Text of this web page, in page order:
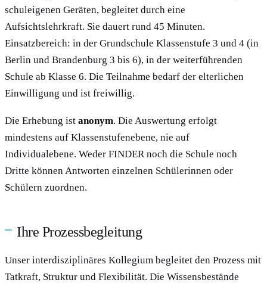
schuleigenen Geräten, begleitet durch eine
Aufsichtslehrkraft. Sie dauert rund 45 Minuten.
Einsatzbereich: in der Grundschule Klassenstufe 3 und 4 (in
Berlin und Brandenburg 3 bis 6), in der weiterführenden
Schule ab Klasse 6. Die Teilnahme bedarf der elterlichen
Einwilligung und ist freiwillig.
Die Erhebung ist anonym. Die Auswertung erfolgt
mindestens auf Klassenstufenebene, nie auf
Individualebene. Weder FINDER noch die Schule noch
Dritte können Antworten einzelnen Schülerinnen oder
Schülern zuordnen.
Ihre Prozessbegleitung
Unser interdisziplinäres Kollegium begleitet den Prozess mit
Tatkraft, Struktur und Flexibilität. Die Wissensbestände